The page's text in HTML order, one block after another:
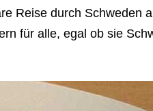
Reise durch Schweden
für alle, egal ob sie